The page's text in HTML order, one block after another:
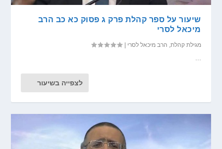
שיעור על ספר קהלת פרק ג פסוק כא כב הרב
מיכאל לסרי
מגילת קהלת הרב מיכאל לסרי |
לצפייה בשיעור